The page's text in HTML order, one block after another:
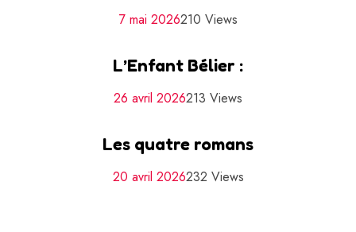
7 mai 2026210 Views
L’Enfant Bélier :
26 avril 2026213 Views
Les quatre romans
20 avril 2026232 Views